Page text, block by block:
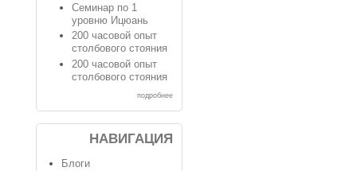
Семинар по 1
уровню Ицюань
200 часовой опыт
столбового стояния
200 часовой опыт
столбового стояния
подробнее
НАВИГАЦИЯ
Блоги